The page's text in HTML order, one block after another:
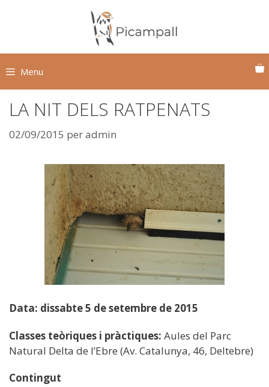
Menu
LA NIT DELS RATPENATS
02/09/2015 peradmin
Data: dissabte 5 de setembre de 2015
Classes teòriques i pràctiques: Aules del Parc
Natural Delta de l’Ebre (Av. Catalunya, 46, Deltebre)
Contingut